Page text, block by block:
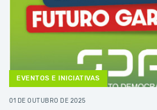
EVENTOS E INICIATIVAS
01 DE OUTUBRO DE 2025